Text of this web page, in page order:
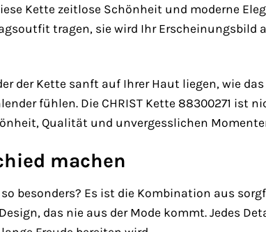
Kette zeitlose Schönheit und moderne
tragen, sie wird Ihr Erscheinungsbild
der Kette sanft auf Ihrer Haut liegen, wie
fühlen. Die CHRIST Kette 88300271 ist
Qualität und unvergesslichen
machen
so besonders? Es ist die Kombination aus
das nie aus der Mode kommt. Jedes